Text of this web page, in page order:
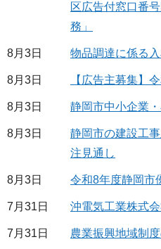
区広告付窓口番
務」
8月3日 物品調達に係る
8月3日 【広告主募集】
8月3日 静岡市中小企業
8月3日
静岡市の建設工
注見通し
8月3日 令和8年度静岡市
7月31日 沖電気工業株式
7月31日 農業振興地域制